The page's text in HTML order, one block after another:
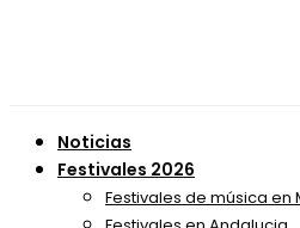
Noticias
Festivales 2026
Festivales de música en